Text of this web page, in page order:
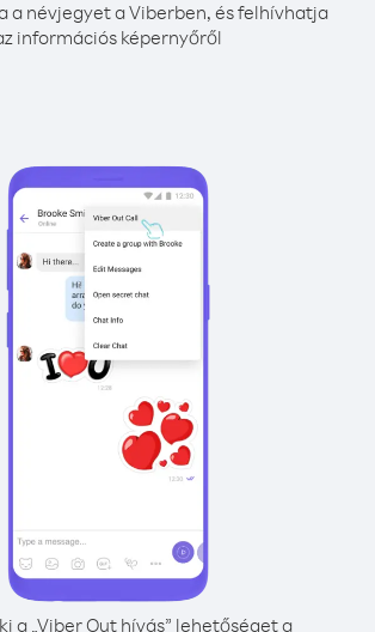
a névjegyet a Viberben, és felhívhatja
információs képernyőről
a „Viber Out hívás” lehetőséget a